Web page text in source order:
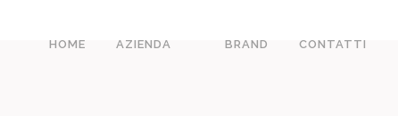
HOME AZIENDA BRAND CONTATTI